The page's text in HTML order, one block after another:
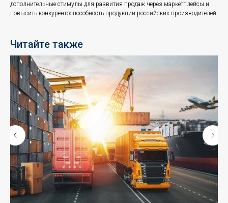
дополнительные стимулы для развития продаж через маркетплейсы и
повысить конкурентоспособность продукции российских производителей.
Читайте также